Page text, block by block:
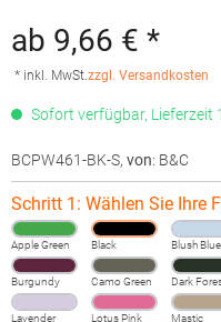
ab 9,66 € *
* inkl. MwSt.zzgl. Versandkosten
Sofort verfügbar, Lieferzeit
BCPW461-BK-S, von: B&C
Schritt 1: Wählen Sie Ihre
Apple Green Black Blush Blue
Burgundy Camo Green Dark
Lavender Lotus Pink Mastic